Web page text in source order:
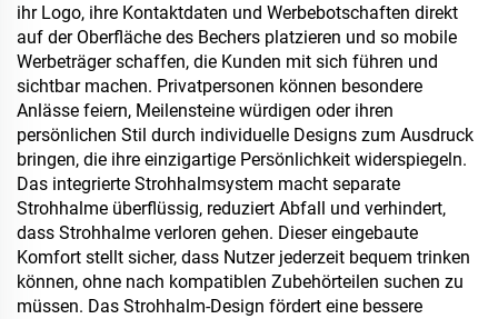
ihr Logo, ihre Kontaktdaten und Werbebotschaften direkt
auf der Oberfläche des Bechers platzieren und so mobile
Werbeträger schaffen, die Kunden mit sich führen und
sichtbar machen. Privatpersonen können besondere
Anlässe feiern, Meilensteine würdigen oder ihren
persönlichen Stil durch individuelle Designs zum Ausdruck
bringen, die ihre einzigartige Persönlichkeit widerspiegeln.
Das integrierte Strohhalmsystem macht separate
Strohhalme überflüssig, reduziert Abfall und verhindert,
dass Strohhalme verloren gehen. Dieser eingebaute
Komfort stellt sicher, dass Nutzer jederzeit bequem trinken
können, ohne nach kompatiblen Zubehörteilen suchen zu
müssen. Das Strohhalm-Design fördert eine bessere